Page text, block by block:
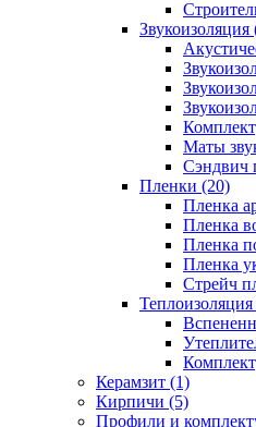
Звукоизоляция
Маты
Сэндвич
Пленки (20)
Пленка
Пленка
Пленка
Пленка
Стрейч
Керамзит (1)
Кирпичи (5)
Профили и